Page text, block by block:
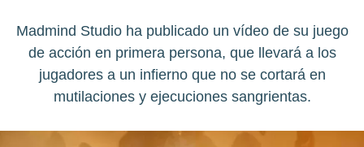
Madmind Studio ha publicado un vídeo de su juego
de acción en primera persona, que llevará a los
jugadores a un infierno que no se cortará en
mutilaciones y ejecuciones sangrientas.